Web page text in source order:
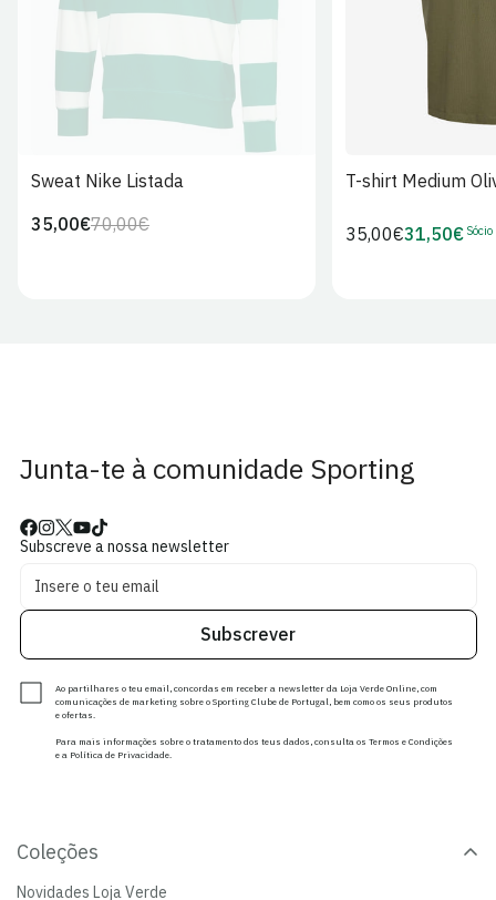
Sweat Nike Listada
Preço
70,00€Preço
35,00€
T-shirt Medium
Preço
35,00€Preço
31,50€ Sócio
Junta-te à comunidade Sporting
Subscreve a nossa newsletter
Subscrever
Ao partilhares o teu email, concordas em receber a newsletter da Loja Verde Online, com
comunicações de marketing sobre o Sporting Clube de Portugal, bem como os seus produtos
e ofertas.
Para mais informações sobre o tratamento dos teus dados, consulta os Termos e Condições
e a Política de Privacidade.
Coleções
Novidades Loja Verde